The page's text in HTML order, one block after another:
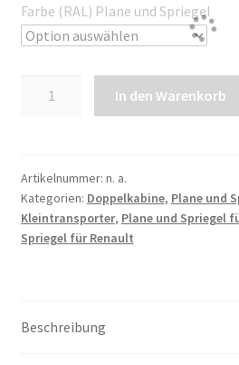
Farbe (RAL) Plane und Spriegel
Master
DKL3
FA
|
Radstand
In den Warenkorb
Artikelnummer: n. a.
Kategorien: Doppelkabine, Plane und
Kleintransporter, Plane und Spriegel
Spriegel für Renault
Beschreibung